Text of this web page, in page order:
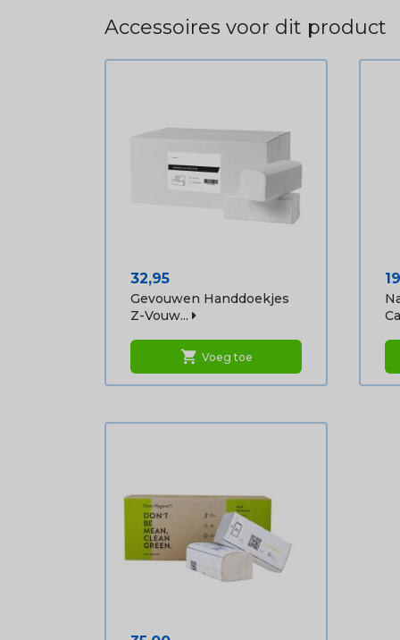
Accessoires voor dit product
Prijs
32,95
Gevouwen Handdoekjes
Z-Vouw...
shopping_cart Voeg toe